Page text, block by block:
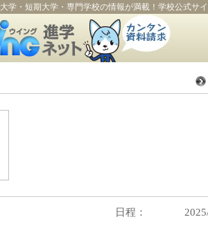
大学・短期大学・専門学校の情報が満載！学校公式サ
日程：